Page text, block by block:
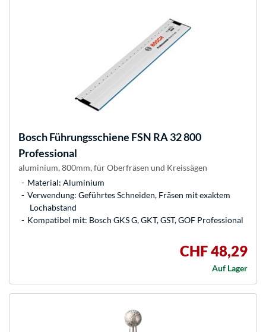
BoschFührungsschiene FSN RA 32 800
Professional
aluminium, 800mm, für Oberfräsen und Kreissägen
Material: Aluminium
Verwendung: Geführtes Schneiden, Fräsen mit exaktem
Lochabstand
Kompatibel mit: Bosch GKS G, GKT, GST, GOF Professional
CHF 48,29
Auf Lager